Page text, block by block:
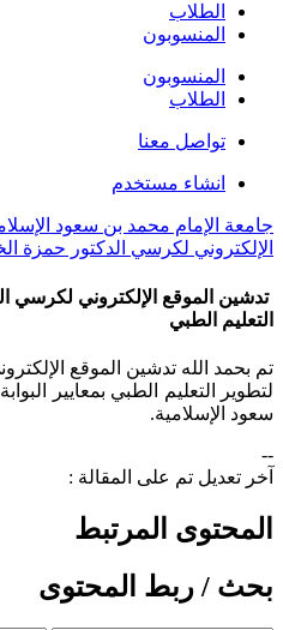
الطلاب
المنسوبون
المنسوبون
الطلاب
تواصل معنا
انشاء مستخدم
جامعة الإمام محمد بن سعود
الإلكتروني لكرسي الدكتور حمزة
تدشين الموقع الإلكتروني لكرسي
التعليم الطبي
تم بحمد الله تدشين الموقع
لتطوير التعليم الطبي بمعايير
سعود الإسلامية.​
--
آخر تعديل تم على المقالة :
المحتوى المرتبط
بحث / ربط المحتوى